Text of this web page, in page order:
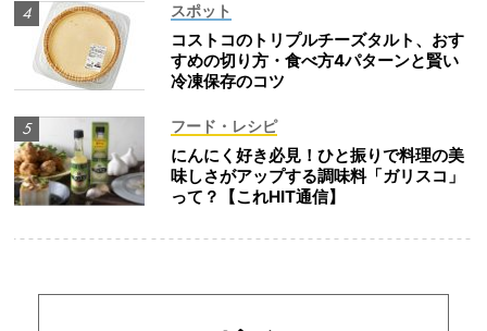
スポット
コストコのトリプルチーズタルト、おす
すめの切り方・食べ方4パターンと賢い
冷凍保存のコツ
フード・レシピ
にんにく好き必見！ひと振りで料理の美
味しさがアップする調味料「ガリスコ」
って？【これHIT通信】